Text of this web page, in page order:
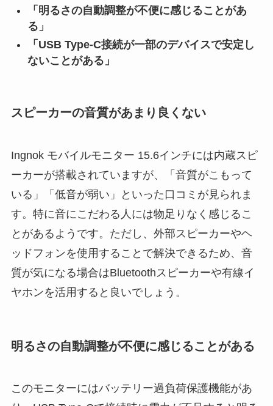
「明るさの自動調整が不便に感じることがあ
る」
「USB Type-C接続が一部のデバイスで安定し
ないことがある」
スピーカーの音質があまり良くない
Ingnok モバイルモニター 15.6インチには内蔵スピ
ーカーが搭載されていますが、「音質がこもって
いる」「低音が弱い」といった口コミが見られま
す。特に音にこだわる人には物足りなく感じるこ
とがあるようです。ただし、外部スピーカーやヘ
ッドフォンを使用することで解決できるため、音
質が気になる場合はBluetoothスピーカーや有線イ
ヤホンを活用すると良いでしょう。
明るさの自動調整が不便に感じることがある
このモニターにはバッテリー過負荷保護機能があ